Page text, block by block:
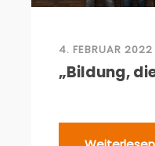
4. FEBRUAR 2022
„Bildung,